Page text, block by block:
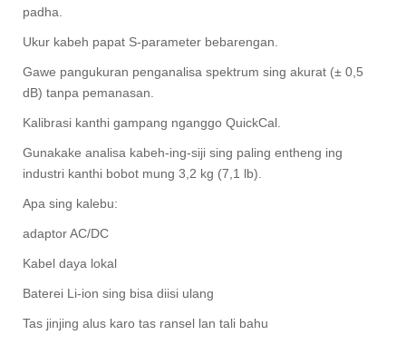
padha.
Ukur kabeh papat S-parameter bebarengan.
Gawe pangukuran penganalisa spektrum sing akurat (± 0,5
dB) tanpa pemanasan.
Kalibrasi kanthi gampang nganggo QuickCal.
Gunakake analisa kabeh-ing-siji sing paling entheng ing
industri kanthi bobot mung 3,2 kg (7,1 lb).
Apa sing kalebu:
adaptor AC/DC
Kabel daya lokal
Baterei Li-ion sing bisa diisi ulang
Tas jinjing alus karo tas ransel lan tali bahu